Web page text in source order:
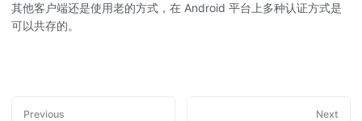
其他客户端还是使用老的方式，在 Android 平台上多种认证方式是
可以共存的。
Previous Next